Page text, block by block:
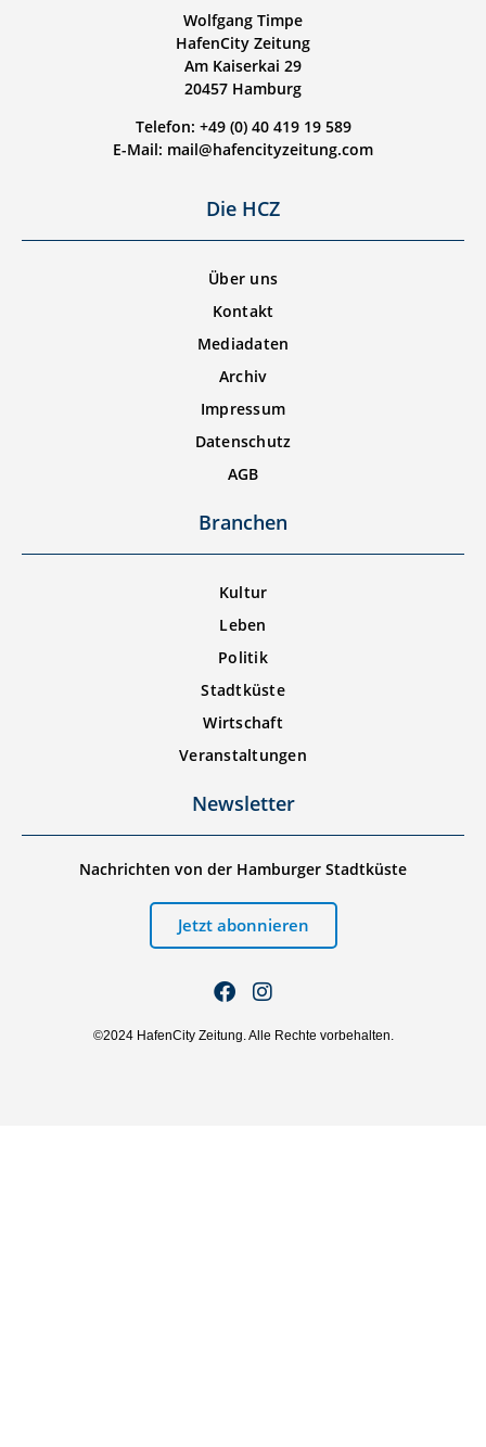
Wolfgang Timpe
HafenCity Zeitung
Am Kaiserkai 29
20457 Hamburg
Telefon: +49 (0) 40 419 19 589
E-Mail: mail@hafencityzeitung.com
Die HCZ
Über uns
Kontakt
Mediadaten
Archiv
Impressum
Datenschutz
AGB
Branchen
Kultur
Leben
Politik
Stadtküste
Wirtschaft
Veranstaltungen
Newsletter
Nachrichten von der Hamburger Stadtküste
Jetzt abonnieren
©2024 HafenCity Zeitung. Alle Rechte vorbehalten.